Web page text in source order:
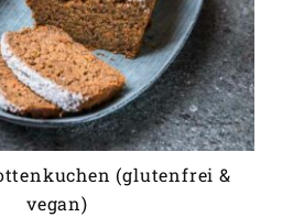
(glutenfrei &
vegan)